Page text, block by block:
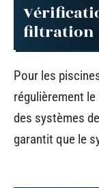
filtration
Pour les
régulièrement
des systèmes
garantit que le